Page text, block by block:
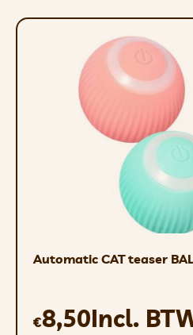
Automatic CAT teaser
€8,50Incl.